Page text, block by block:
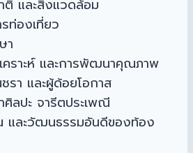
ติ และสิ่งแวดล้อม
ท่องเที่ยว
า
คราะห์ และการพัฒนาคุณภาพ
รา และผู้ด้อยโอกาส
ศิลปะ จารีตประเพณี
ละวัฒนธรรมอันดีของท้อง